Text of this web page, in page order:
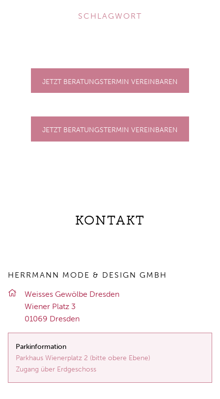
SCHLAGWORT
JETZT BERATUNGSTERMIN VEREINBAREN
JETZT BERATUNGSTERMIN VEREINBAREN
KONTAKT
HERRMANN MODE & DESIGN GMBH
Weis­ses Ge­wöl­be Dres­den
Wie­ner Platz 3
01069 Dres­den
Parkinformation
Parkhaus Wienerplatz 2 (bitte obere Ebene)
Zugang über Erdgeschoss